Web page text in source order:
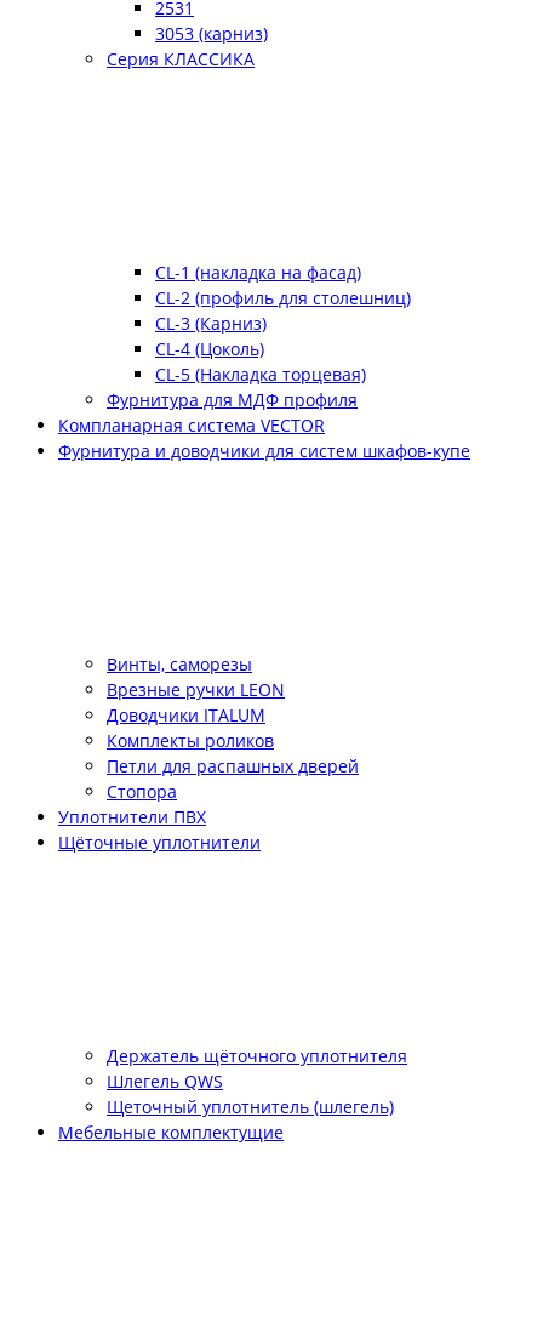
2531
3053 (карниз)
Серия КЛАССИКА
CL-1 (накладка на фасад)
CL-2 (профиль для столешниц)
CL-3 (Карниз)
CL-4 (Цоколь)
CL-5 (Накладка торцевая)
Фурнитура для МДФ профиля
Компланарная система VECTOR
Фурнитура и доводчики для систем шкафов-купе
Винты, саморезы
Врезные ручки LEON
Доводчики ITALUM
Комплекты роликов
Петли для распашных дверей
Стопора
Уплотнители ПВХ
Щёточные уплотнители
Держатель щёточного уплотнителя
Шлегель QWS
Щеточный уплотнитель (шлегель)
Мебельные комплектущие